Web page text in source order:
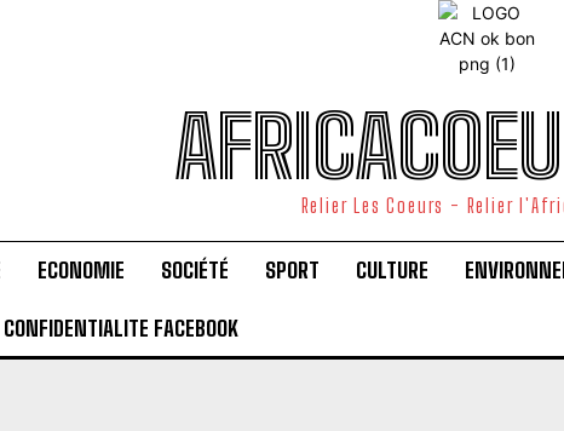
Relier Les Coeurs - Relier
ECONOMIE SOCIÉTÉ SPORT CULTURE
FACEBOOK